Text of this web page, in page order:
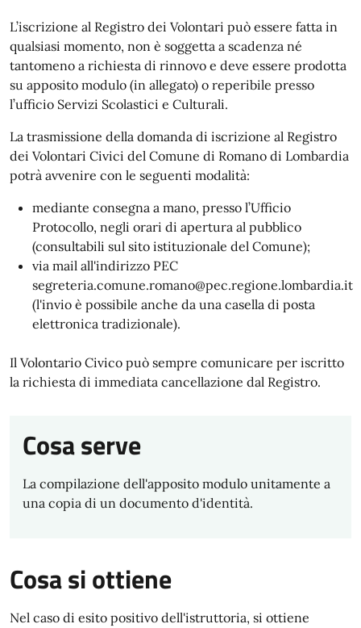
L’iscrizione al Registro dei Volontari può essere fatta in
qualsiasi momento, non è soggetta a scadenza né
tantomeno a richiesta di rinnovo e deve essere prodotta
su apposito modulo (in allegato) o reperibile presso
l’ufficio Servizi Scolastici e Culturali.
La trasmissione della domanda di iscrizione al Registro
dei Volontari Civici del Comune di Romano di Lombardia
potrà avvenire con le seguenti modalità:
mediante consegna a mano, presso l’Ufficio
Protocollo, negli orari di apertura al pubblico
(consultabili sul sito istituzionale del Comune);
via mail all'indirizzo PEC
segreteria.comune.romano@pec.regione.lombardia.it
(l'invio è possibile anche da una casella di posta
elettronica tradizionale).
Il Volontario Civico può sempre comunicare per iscritto
la richiesta di immediata cancellazione dal Registro.
Cosa serve
La compilazione dell'apposito modulo unitamente a
una copia di un documento d'identità.
Cosa si ottiene
Nel caso di esito positivo dell'istruttoria, si ottiene